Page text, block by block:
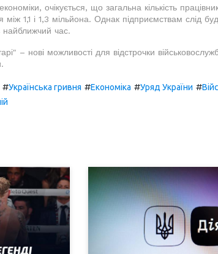
очікується, що загальна кількість
між 1,1 і 1,3 мільйона. Однак підприємствам слід
найближчий час.
– нові можливості для відстрочки
#Українська гривня #Економіка #Уряд України #